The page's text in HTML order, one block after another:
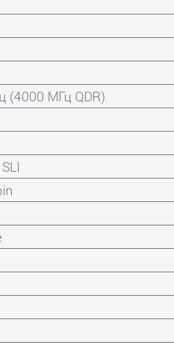
(4000 МГц QDR)